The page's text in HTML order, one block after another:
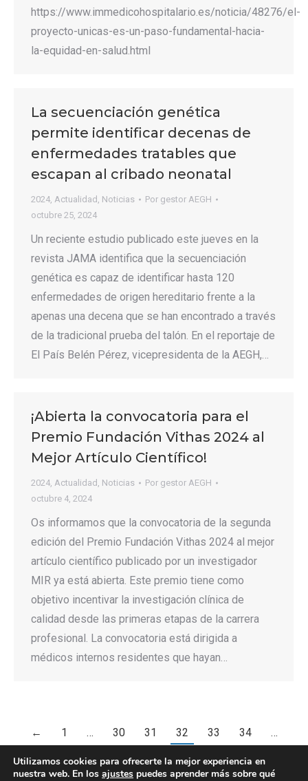
https://www.immedicohospitalario.es/noticia/48276/el-
proyecto-unicas-es-un-paso-fundamental-hacia-
la-equidad-en-salud.html
La secuenciación genética
permite identificar decenas de
enfermedades tratables que
escapan al cribado neonatal
2024, Actualidad , Noticias Por gestor AEGH
octubre 25, 2024
Un reciente estudio publicado este jueves en la
revista JAMA identifica que la secuenciación
genética es capaz de identificar hasta 120
enfermedades de origen hereditario frente a la
apenas una decena que se han encontrado a través
de la tradicional prueba del talón. En el reportaje de
El País Belén Pérez, vicepresidenta de la AEGH,…
¡Abierta la convocatoria para el
Premio Fundación Vithas 2024 al
Mejor Artículo Científico!
2024, Actualidad , Noticias Por gestor AEGH
octubre 4, 2024
Os informamos que la convocatoria de la segunda
edición del Premio Fundación Vithas 2024 al mejor
artículo científico publicado por un investigador
MIR ya está abierta. Este premio tiene como
objetivo incentivar la investigación clínica de
calidad desde las primeras etapas de la carrera
profesional. La convocatoria está dirigida a
médicos internos residentes que hayan…
← 1 … 30 31 32 33 34
…
Utilizamos cookies para ofrecerte la mejor experiencia en
nuestra web. En los ajustes puedes aprender más sobre qué